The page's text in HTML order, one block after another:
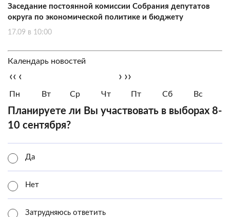
Заседание постоянной комиссии Собрания депутатов
округа по экономической политике и бюджету
17.09 в 10:00
Календарь новостей
‹‹ ‹ › ››
Пн Вт Ср Чт Пт Сб Вс
Планируете ли Вы участвовать в выборах 8-
10 сентября?
Да
Нет
Затрудняюсь ответить